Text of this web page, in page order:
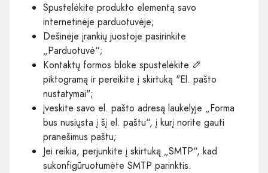
Spustelėkite produkto elementą savo
internetinėje parduotuvėje;
Dešinėje įrankių juostoje pasirinkite
„Parduotuvė“;
Kontaktų formos bloke spustelėkite
piktogramą ir pereikite į skirtuką "El. pašto
nustatymai";
Įveskite savo el. pašto adresą laukelyje „Forma
bus nusiųsta į šį el. paštu“, į kurį norite gauti
pranešimus paštu;
Jei reikia, perjunkite į skirtuką „SMTP“, kad
sukonfigūruotumėte SMTP parinktis.